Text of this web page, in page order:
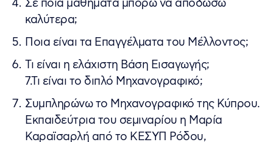
Σε ποια μαθήματα μπορώ να αποδώσω
καλύτερα;
Ποια είναι τα Επαγγέλματα του Μέλλοντος;
Τι είναι η ελάχιστη Βάση Εισαγωγής;
7.Τι είναι το διπλό Μηχανογραφικό;
Συμπληρώνω το Μηχανογραφικό της Κύπρου.
Εκπαιδεύτρια του σεμιναρίου η Μαρία
Καραϊσαρλή από το ΚΕΣΥΠ Ρόδου,